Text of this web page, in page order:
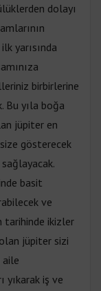
dolayı
yarısında
birbirlerine
Bu yıla boğa
jüpiter en
gösterecek
basit
ve
tarihinde ikizler
jüpiter sizi
aile
yıkarak iş ve